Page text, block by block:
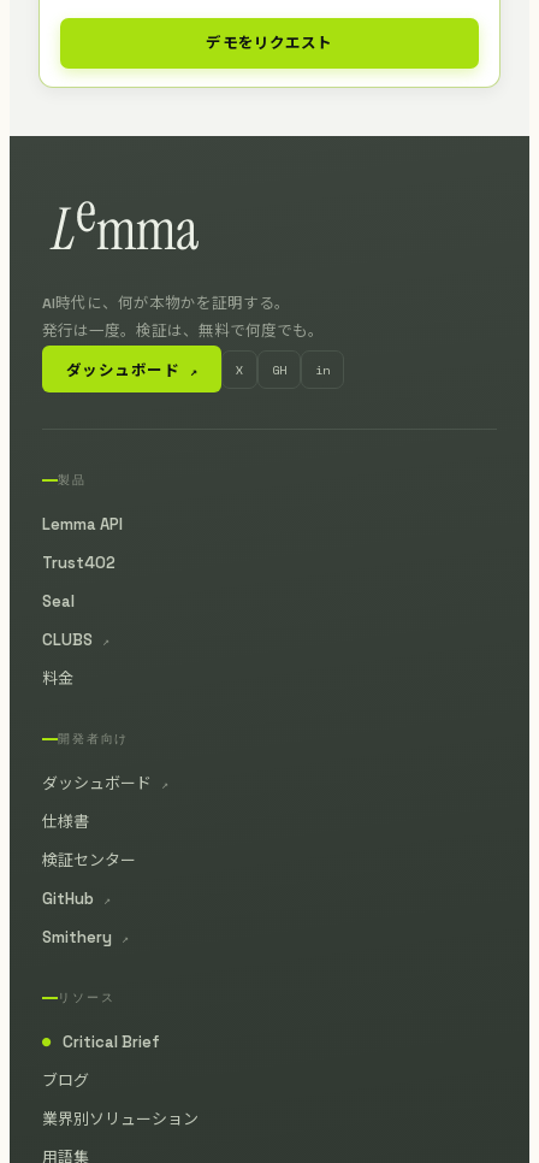
デモをリクエスト
AI時代に、何が本物かを証明する。
発行は一度。検証は、無料で何度でも。
ダッシュボード ↗ X GH in
製品
Lemma API
Trust402
Seal
CLUBS
↗
料金
開発者向け
ダッシュボード ↗
仕様書
検証センター
GitHub
↗
Smithery ↗
リソース
●
Critical Brief
ブログ
業界別ソリューション
用語集